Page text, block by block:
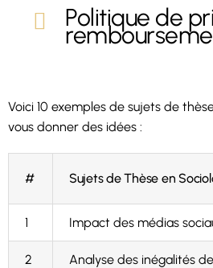
Politique de
Voici 10 exemples de sujets de
vous donner des idées :
# Sujets de Thèse en
1 Impact des médias
2 Analyse des inégalités